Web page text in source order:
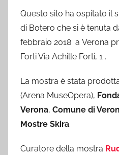
Questo sito ha ospitato il
di Botero che si è tenuta
febbraio 2018 a Verona
Forti Via Achille Forti, 1 .
La mostra è stata
(Arena MuseOpera),
Verona, Comune di
Mostre Skira.
Curatore della mostra